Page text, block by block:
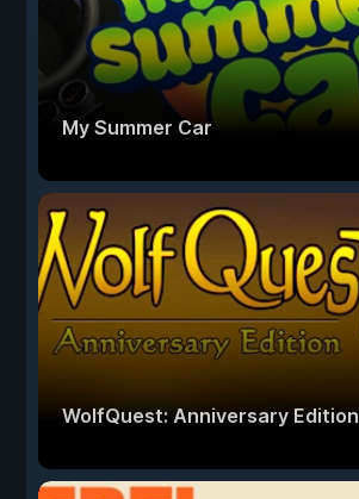
My Summer Car
WolfQuest: Anniversary Edition